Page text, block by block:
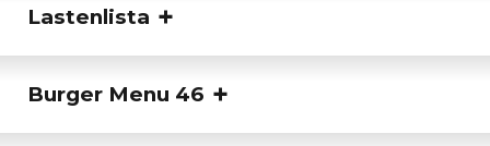
Lastenlista
Burger Menu 46